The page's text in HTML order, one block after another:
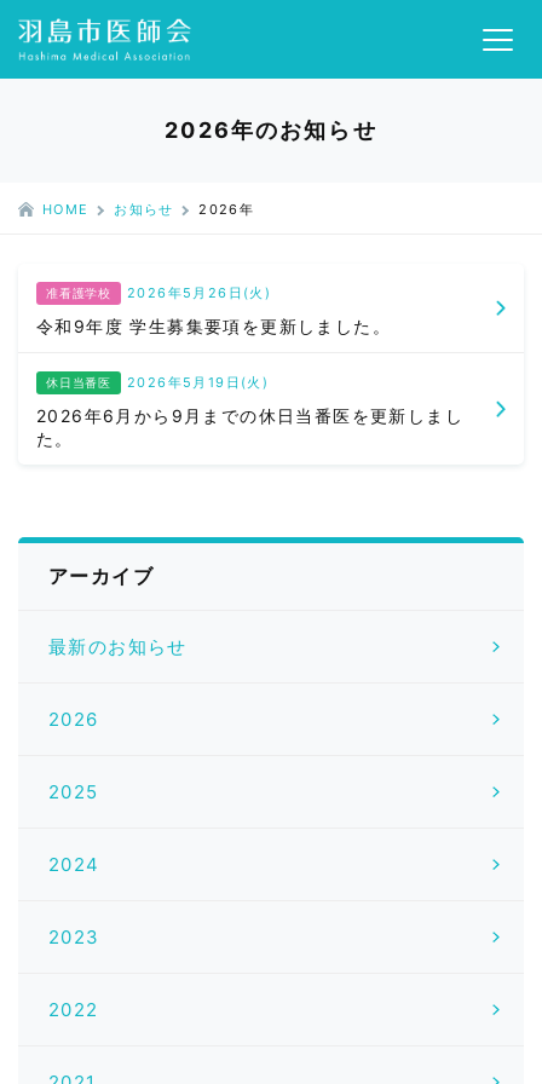
2026年のお知らせ
HOME お知らせ 2026年
准看護学校 2026年5月26日(火)
令和9年度 学生募集要項を更新しました。
休日当番医 2026年5月19日(火)
2026年6月から9月までの休日当番医を更新しまし
た。
アーカイブ
最新のお知らせ
2026
2025
2024
2023
2022